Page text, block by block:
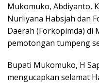
Mukomuko, Abdiyanto,
Nurliyana Habsjah dan
Daerah (Forkopimda) di
pemotongan tumpeng
Bupati Mukomuko, H
mengucapkan selamat